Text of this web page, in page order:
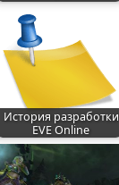
История разработки
EVE Online